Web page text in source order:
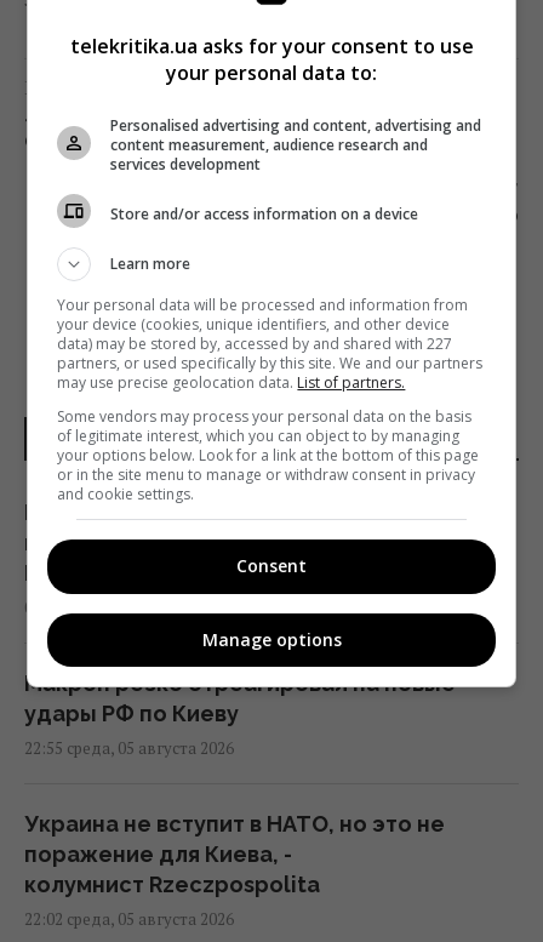
Предыдущий пост
«ЗАБОРОНА» И STOPFAKE ОБМЕНЯЛИСЬ
ОБВИНЕНИЯМИ
Следующий пост
«СНІДАНОК З 1+1» ПОКАЗАЛ ФИЛЬМ О
НОВОСТИ МИРА
Разведывательные отношения между США
и Украиной значительно улучшились, -
Politico
01:22 четверг, 06 августа 2026
Макрон резко отреагировал на новые
удары РФ по Киеву
22:55 среда, 05 августа 2026
Украина не вступит в НАТО, но это не
поражение для Киева, -
колумнист Rzeczpospolita
22:02 среда, 05 августа 2026
telekritika.ua asks for your consent to use
your personal data to:
Personalised advertising and content, advertising and
content measurement, audience research and
services development
Store and/or access information on a device
Learn more
Your personal data will be processed and information from
your device (cookies, unique identifiers, and other device
data) may be stored by, accessed by and shared with 227
partners, or used specifically by this site. We and our partners
may use precise geolocation data. List of partners.
Some vendors may process your personal data on the basis
of legitimate interest, which you can object to by managing
your options below. Look for a link at the bottom of this page
or in the site menu to manage or withdraw consent in privacy
and cookie settings.
Consent
Manage options